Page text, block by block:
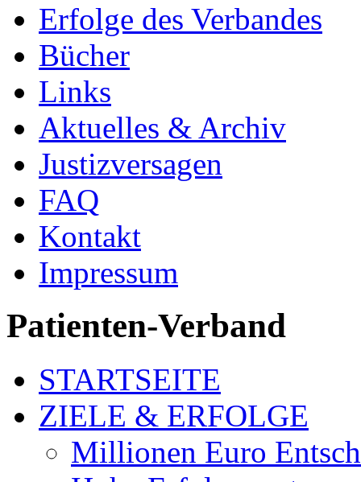
Erfolge des Verbandes
Bücher
Links
Aktuelles & Archiv
Justizversagen
FAQ
Kontakt
Impressum
Patienten-Verband
STARTSEITE
ZIELE & ERFOLGE
Millionen Euro